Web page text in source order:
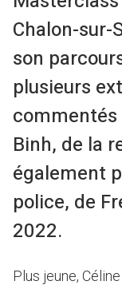
Chalon-sur-
son
plusieurs
commentés
Binh, de la
également
police, de
2022.
Plus jeune,